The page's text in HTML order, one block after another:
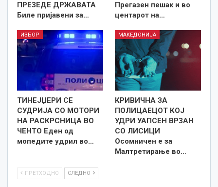
ПРЕЗЕДЕ ДРЖАВАТА
Биле пријавени за…
Прегазен пешак и во
центарот на…
ИЗБОР
ТИНЕЈЏЕРИ СЕ
СУДРИЈА СО МОТОРИ
НА РАСКРСНИЦА ВО
ЧЕНТО Еден од
мопедите удрил во…
МАКЕДОНИЈА
КРИВИЧНА ЗА
ПОЛИЦАЕЦОТ КОЈ
УДРИ УАПСЕН ВРЗАН
СО ЛИСИЦИ
Осомничен е за
Малтретирање во…
ПРЕТХОДНО СЛЕДНО